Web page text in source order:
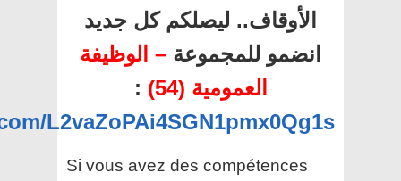
الأوقاف.. ليصلكم كل جديد
انضمو للمجموعة – الوظيفة
العمومية (54)
:
L2vaZoPAi4SGN1pmx0Qg1s
Si vous avez des compétences